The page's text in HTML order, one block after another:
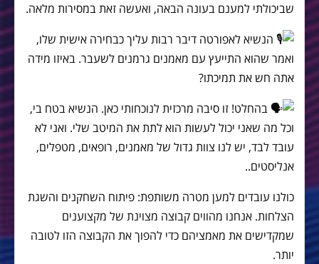
שביכולתי למענם בעונה הבאה, ואעשה זאת במסירות מלאה.
הנשיא לאפורטה דיבר רבות עליך כבחירה אישית שלו,
ואמר שהוא התייעץ עם מאמנים גרמנים לשעבר. באיזו מידה
אתה חש את תמיכתו?
בהחלט! זו סיבה מרכזית לנוכחותי כאן. הנשיא בטח בי,
וכל מה שאני יכול לעשות הוא לתת את המיטב שלי. ואני לא
עובד לבד, יש לנו צוות גדול של מאמנים, רופאים, מטפלים,
אנליסטים..
כולנו עובדים למען מטרה משותפת: פיתוח השחקנים והשגת
הצלחות. אנחנו מהווים קבוצה מצוינת של מקצוענים
שמקדישים את מאמציהם כדי להפוך את הקבוצה הזו לטובה
יותר.